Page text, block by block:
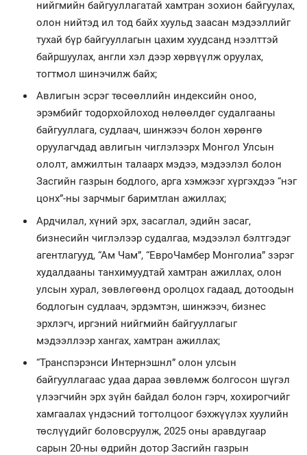
нийгмийн байгууллагатай хамтран зохион байгуулах,
олон нийтэд ил тод байх хуульд заасан мэдээллийг
тухай бүр байгууллагын цахим хуудсанд нээлттэй
байршуулах, англи хэл дээр хөрвүүлж оруулах,
тогтмол шинэчилж байх;
Авлигын эсрэг төсөөллийн индексийн оноо,
эрэмбийг тодорхойлоход нөлөөлдөг судалгааны
байгууллага, судлаач, шинжээч болон хөрөнгө
оруулагчдад авлигын чиглэлээрх Монгол Улсын
ололт, амжилтын талаарх мэдээ, мэдээлэл болон
Засгийн газрын бодлого, арга хэмжээг хүргэхдээ “нэг
цонх”-ны зарчмыг баримтлан ажиллах;
Ардчилал, хүний эрх, засаглал, эдийн засаг,
бизнесийн чиглэлээр судалгаа, мэдээлэл бэлтгэдэг
агентлагууд, “Ам Чам”, “ЕвроЧамбер Монголиа” зэрэг
худалдааны танхимуудтай хамтран ажиллах, олон
улсын хурал, зөвлөгөөнд оролцох гадаад, дотоодын
бодлогын судлаач, эрдэмтэн, шинжээч, бизнес
эрхлэгч, иргэний нийгмийн байгууллагыг
мэдээллээр хангах, хамтран ажиллах;
“Транспэрэнси Интернэшнл” олон улсын
байгууллагаас удаа дараа зөвлөмж болгосон шүгэл
үлээгчийн эрх зүйн байдал болон гэрч, хохирогчийг
хамгаалах үндэсний тогтолцоог бэхжүүлэх хуулийн
төслүүдийг боловсруулж, 2025 оны аравдугаар
сарын 20-ны өдрийн дотор Засгийн газрын